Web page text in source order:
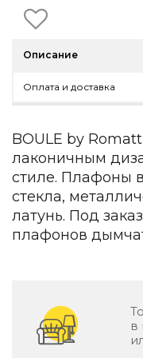
Детская мебель
Уличная и садовая
Коллекции
ROOM — Modern
DAYZ — Ethno
Все коллекции
Подбор,
Декор
Зеркала
Вентиляторы
Ковры
Описание
Оплата и доставка
BOULE by
лаконичным
стиле. Плафоны
стекла,
латунь. Под
плафонов
в